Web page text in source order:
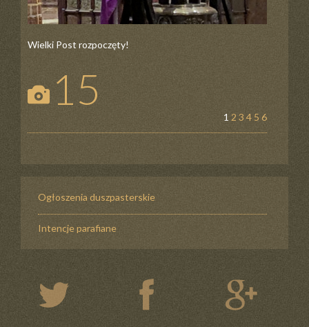
Wielki Post rozpoczęty!
15
1 2 3 4 5 6
Ogłoszenia duszpasterskie
Intencje parafiane